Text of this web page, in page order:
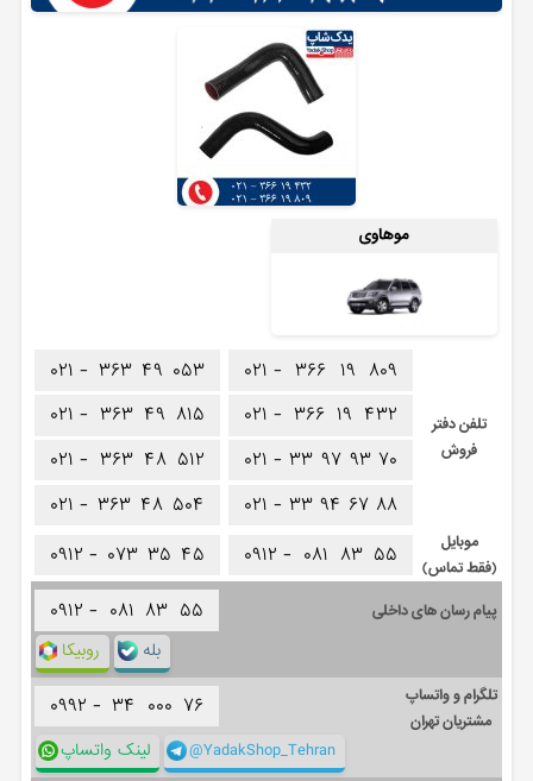
موهاوی
تلفن دفتر
فروش
۰۲۱ - ۳۶۶ ۱۹ ۸۰۹
۰۲۱ - ۳۶۶ ۱۹ ۴۳۲
۰۲۱ - ۳۳ ۹۷ ۹۳ ۷۰
۰۲۱ - ۳۳ ۹۴ ۶۷ ۸۸
۰۲۱ - ۳۶۳ ۴۹ ۰۵۳
۰۲۱ - ۳۶۳ ۴۹ ۸۱۵
۰۲۱ - ۳۶۳ ۴۸ ۵۱۲
۰۲۱ - ۳۶۳ ۴۸ ۵۰۴
موبایل
(فقط تماس)
۰۹۱۲ - ۰۸۱ ۸۳ ۵۵ ۰۹۱۲ - ۰۷۳ ۳۵ ۴۵
پیام رسان های داخلی ۰۹۱۲ - ۰۸۱ ۸۳ ۵۵
روبیکا بله
تلگرام و واتساپ
مشتریان تهران
۰۹۹۲ - ۳۴ ۰۰۰ ۷۶
لینک واتساپ @YadakShop_Tehran